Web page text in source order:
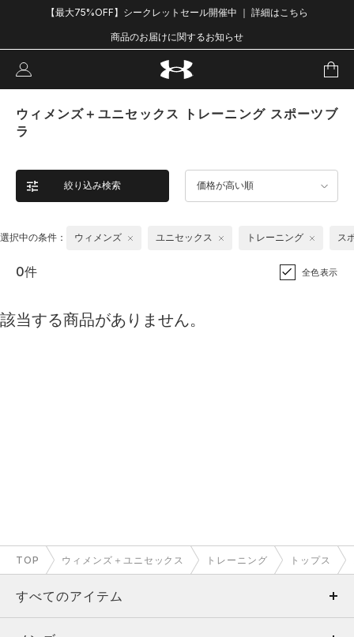
【最大75%OFF】シークレットセール開催中 ｜ 詳細はこちら
商品のお届けに関するお知らせ
ウィメンズ＋ユニセックス トレーニング スポーツブ
ラ
絞り込み検索 価格が高い順
選択中の条件： ウィメンズ ユニセックス トレーニング ス
0件 全色表示
該当する商品がありません。
TOP ウィメンズ＋ユニセックス トレーニング トップス
すべてのアイテム